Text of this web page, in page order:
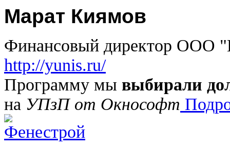
Марат Киямов
Финансовый директор ООО
http://yunis.ru/
Программу мы выбирали
на УПзП от Окнософт